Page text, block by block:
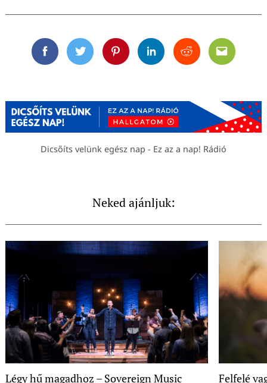
FacebookTwitterPinterestLinkedinRedditEmail
Dicsőíts velünk egész nap - Ez az a nap! Rádió
Neked ajánljuk:
Légy hű magadhoz – Sovereign Music Felfelé